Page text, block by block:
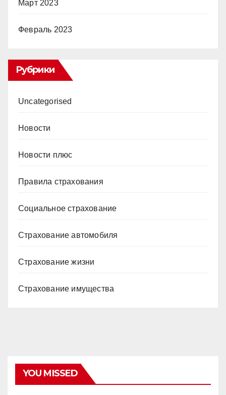
Март 2023
Февраль 2023
Рубрики
Uncategorised
Новости
Новости плюс
Правила страхования
Социальное страхование
Страхование автомобиля
Страхование жизни
Страхование имущества
YOU MISSED